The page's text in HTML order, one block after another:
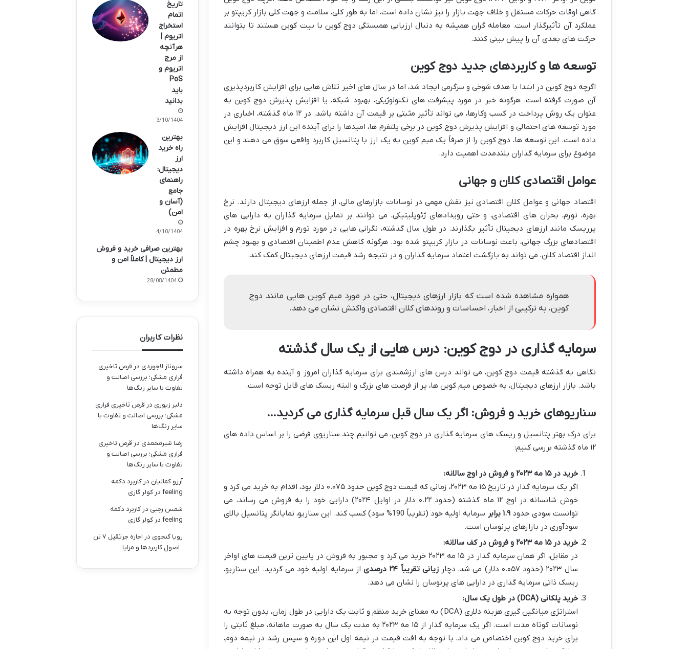
گاهی اوقات حرکات مستقل و خلاف جهت بازار را نیز نشان داده است، اما به طور کلی، سلامت و جهت کلی بازار کریپتو بر
عملکرد آن تأثیرگذار است. معامله گران همیشه به دنبال ارزیابی همبستگی دوج کوین با بیت کوین هستند تا بتوانند
حرکت های بعدی آن را پیش بینی کنند.
توسعه ها و کاربردهای جدید دوج کوین
اگرچه دوج کوین در ابتدا با هدف شوخی و سرگرمی ایجاد شد، اما در سال های اخیر تلاش هایی برای افزایش کاربردپذیری
آن صورت گرفته است. هرگونه خبر در مورد پیشرفت های تکنولوژیکی، بهبود شبکه، یا افزایش پذیرش دوج کوین به
عنوان یک روش پرداخت در کسب وکارها، می تواند تأثیر مثبتی بر قیمت آن داشته باشد. در ۱۲ ماه گذشته، اخباری در
مورد توسعه های احتمالی و افزایش پذیرش دوج کوین در برخی پلتفرم ها، امیدها را برای آینده این ارز دیجیتال افزایش
داده است. این توسعه ها، دوج کوین را از صرفاً یک میم کوین به یک ارز با پتانسیل کاربرد واقعی سوق می دهند و این
موضوع برای سرمایه گذاران بلندمدت اهمیت دارد.
عوامل اقتصادی کلان و جهانی
اقتصاد جهانی و عوامل کلان اقتصادی نیز نقش مهمی در نوسانات بازارهای مالی، از جمله ارزهای دیجیتال دارند. نرخ
بهره، تورم، بحران های اقتصادی، و حتی رویدادهای ژئوپلیتیکی، می توانند بر تمایل سرمایه گذاران به دارایی های
پرریسک مانند ارزهای دیجیتال تأثیر بگذارند. در طول سال گذشته، نگرانی هایی در مورد تورم و افزایش نرخ بهره در
اقتصادهای بزرگ جهانی، باعث نوسانات در بازار کریپتو شده بود. هرگونه کاهش عدم اطمینان اقتصادی و بهبود چشم
انداز اقتصاد کلان، می تواند به بازگشت اعتماد سرمایه گذاران و در نتیجه رشد قیمت ارزهای دیجیتال کمک کند.
همواره مشاهده شده است که بازار ارزهای دیجیتال، حتی در مورد میم کوین هایی مانند دوج
کوین، به ترکیبی از اخبار، احساسات و روندهای کلان اقتصادی واکنش نشان می دهد.
سرمایه گذاری در دوج کوین: درس هایی از یک سال گذشته
نگاهی به گذشته قیمت دوج کوین، می تواند درس های ارزشمندی برای سرمایه گذاران امروز و آینده به همراه داشته
باشد. بازار ارزهای دیجیتال، به خصوص میم کوین ها، پر از فرصت های بزرگ و البته ریسک های قابل توجه است.
سناریوهای خرید و فروش: اگر یک سال قبل سرمایه گذاری می کردید…
برای درک بهتر پتانسیل و ریسک های سرمایه گذاری در دوج کوین، می توانیم چند سناریوی فرضی را بر اساس داده های
۱۲ ماه گذشته بررسی کنیم:
خرید در ۱۵ مه ۲۰۲۳ و فروش در اوج سالانه:
اگر یک سرمایه گذار در تاریخ ۱۵ مه ۲۰۲۳، زمانی که قیمت دوج کوین حدود ۰.۰۷۵ دلار بود، اقدام به خرید می کرد و
خوش شانسانه در اوج ۱۲ ماه گذشته (حدود ۰.۲۲ دلار در اوایل ۲۰۲۴) دارایی خود را به فروش می رساند، می
توانست سودی حدود۱.۹ برابر
سرمایه اولیه خود (تقریباً 190% سود) کسب کند. این سناریو، نمایانگر پتانسیل بالای
سودآوری در بازارهای پرنوسان است.
خرید در ۱۵ مه ۲۰۲۳ و فروش در کف سالانه:
در مقابل، اگر همان سرمایه گذار در ۱۵ مه ۲۰۲۳ خرید می کرد و مجبور به فروش در پایین ترین قیمت های اواخر
سال ۲۰۲۳ (حدود ۰.۰۵۷ دلار) می شد، دچار
زیانی تقریباً ۲۴ درصدی
از سرمایه اولیه خود می گردید. این سناریو،
ریسک ذاتی سرمایه گذاری در دارایی های پرنوسان را نشان می دهد.
خرید پلکانی (DCA) در طول یک سال:
استراتژی میانگین گیری هزینه دلاری (DCA) به معنای خرید منظم و ثابت یک دارایی در طول زمان، بدون توجه به
نوسانات کوتاه مدت است. اگر یک سرمایه گذار از ۱۵ مه ۲۰۲۳ به مدت یک سال به صورت ماهانه، مبلغ ثابتی را
برای خرید دوج کوین اختصاص می داد، با توجه به افت قیمت در نیمه اول این دوره و سپس رشد در نیمه دوم،
تاریخ
اتمام
استخراج
اتریوم |
هرآنچه
از مرج
اتریوم و
PoS
باید
بدانید
13/10/1404
بهترین
راه خرید
ارز
دیجیتال:
راهنمای
جامع
(آسان و
امن)
14/10/1404
بهترین صرافی خرید و فروش
ارز دیجیتال | کاملاً امن و
مطمئن
28/08/1404
نظرات کاربران
سروناز لاجوردی در قرص تاخیری
فراری مشکی؛ بررسی اصالت و
تفاوت با سایر رنگ‌ها
دلبر زیوری در قرص تاخیری فراری
مشکی؛ بررسی اصالت و تفاوت با
سایر رنگ‌ها
رضا شیرمحمدی در قرص تاخیری
فراری مشکی؛ بررسی اصالت و
تفاوت با سایر رنگ‌ها
آرزو کمالیان در کاربرد دکمه
feeling در کولر گازی
شمس رجبی در کاربرد دکمه
feeling در کولر گازی
رویا گنجوی در
اجاره جرثقیل ۷ تن
: اصول کاربردها و مزایا